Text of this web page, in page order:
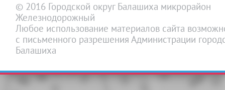
© 2016 Городской округ Балашиха микрорайон
Железнодорожный
Любое использование материалов сайта
с письменного разрешения Администрации
Балашиха